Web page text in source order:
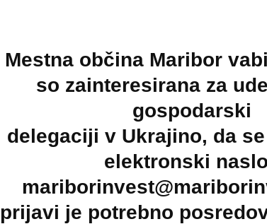
Mestna občina Maribor
so zainteresirana za
gospodarski
delegaciji v Ukrajino, da
elektronski
prijavi je potrebno